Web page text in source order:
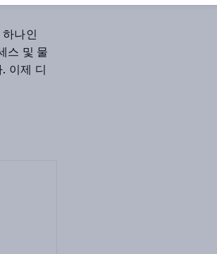
나인
스 및 물
이제 디